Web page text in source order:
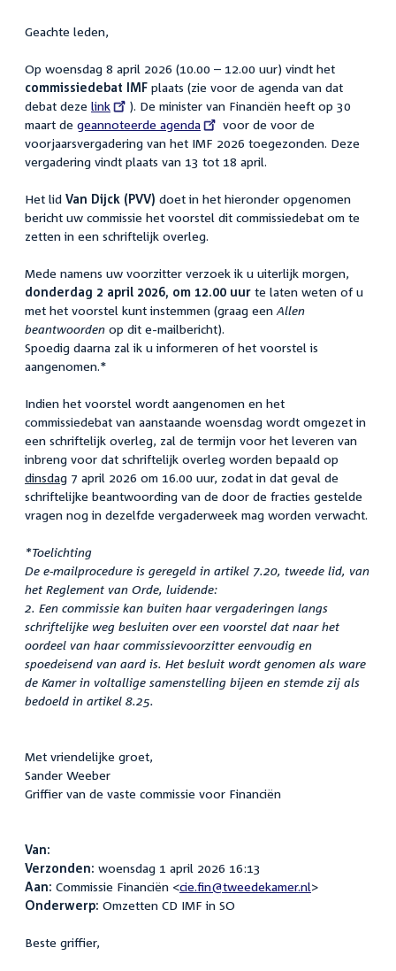
Geachte leden,
Op woensdag 8 april 2026 (10.00 – 12.00 uur) vindt het
commissiedebat IMF plaats (zie voor de agenda van dat
debat deze External
link:
link
). De minister van Financiën heeft op 30
maart de External
link:
geannoteerde agenda
voor de voor de
voorjaarsvergadering van het IMF 2026 toegezonden. Deze
vergadering vindt plaats van 13 tot 18 april.
Het lid Van Dijck (PVV) doet in het hieronder opgenomen
bericht uw commissie het voorstel dit commissiedebat om te
zetten in een schriftelijk overleg.
Mede namens uw voorzitter verzoek ik u uiterlijk morgen,
donderdag 2 april 2026, om 12.00 uur te laten weten of u
met het voorstel kunt instemmen (graag een Allen
beantwoorden op dit e-mailbericht).
Spoedig daarna zal ik u informeren of het voorstel is
aangenomen.*
Indien het voorstel wordt aangenomen en het
commissiedebat van aanstaande woensdag wordt omgezet in
een schriftelijk overleg, zal de termijn voor het leveren van
inbreng voor dat schriftelijk overleg worden bepaald op
dinsdag 7 april 2026 om 16.00 uur, zodat in dat geval de
schriftelijke beantwoording van de door de fracties gestelde
vragen nog in dezelfde vergaderweek mag worden verwacht.
*Toelichting
De e-mailprocedure is geregeld in artikel 7.20, tweede lid, van
het Reglement van Orde, luidende:
2. Een commissie kan buiten haar vergaderingen langs
schriftelijke weg besluiten over een voorstel dat naar het
oordeel van haar commissievoorzitter eenvoudig en
spoedeisend van aard is. Het besluit wordt genomen als ware
de Kamer in voltallige samenstelling bijeen en stemde zij als
bedoeld in artikel 8.25.
Met vriendelijke groet,
Sander Weeber
Griffier van de vaste commissie voor Financiën
Van:
Verzonden: woensdag 1 april 2026 16:13
Aan: Commissie Financiën <cie.fin@tweedekamer.nl>
Onderwerp: Omzetten CD IMF in SO
Beste griffier,